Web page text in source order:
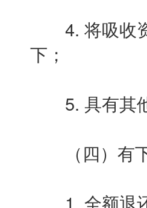
4. 将吸收资
下；
5. 具有其他
（四）有下
1. 全额退还